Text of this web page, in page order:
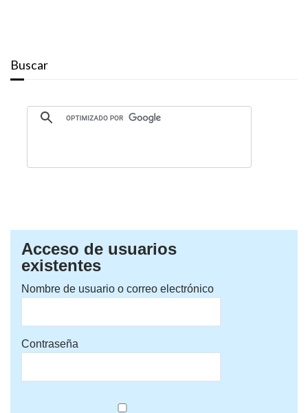
Buscar
Acceso de usuarios
existentes
Nombre de usuario o correo electrónico
Contraseña